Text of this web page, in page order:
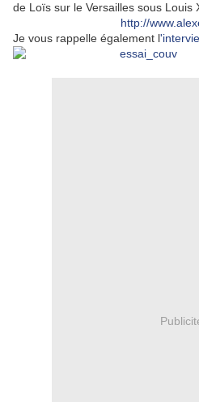
de Loïs sur le Versailles sous Louis
http://
Je vous rappelle également l